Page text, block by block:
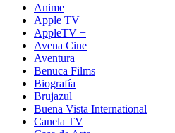
Anime
Apple TV
AppleTV +
Avena Cine
Aventura
Benuca Films
Biografía
Brujazul
Buena Vista International
Canela TV